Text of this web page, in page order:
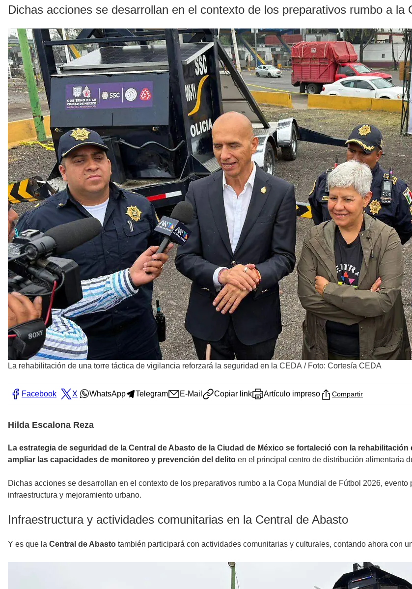
Dichas acciones se desarrollan en el contexto de los preparativos rumbo a la
La rehabilitación de una torre táctica de vigilancia reforzará la seguridad en la CEDA / Foto: Cortesía CEDA
Facebook X WhatsApp Telegram E-Mail Copiar link Artículo impreso Compartir
Hilda Escalona Reza
La estrategia de seguridad de la Central de Abasto de la Ciudad de México se fortaleció con la rehabilitación
ampliar las capacidades de monitoreo y prevención del delito en el principal centro de distribución alimentaria
Dichas acciones se desarrollan en el contexto de los preparativos rumbo a la Copa Mundial de Fútbol 2026, evento
infraestructura y mejoramiento urbano.
Infraestructura y actividades comunitarias en la Central de Abasto
Y es que la Central de Abasto también participará con actividades comunitarias y culturales, contando ahora con